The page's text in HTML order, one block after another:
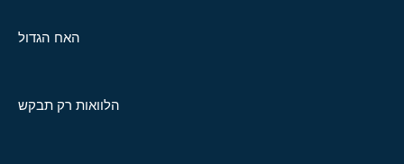
האח הגדול
הלוואות רק תבקש